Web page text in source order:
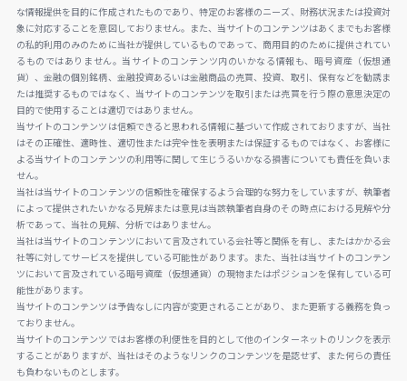
な情報提供を目的に作成されたものであり、特定のお客様のニーズ、財務状況または投資対
象に対応することを意図しておりません。また、当サイトのコンテンツはあくまでもお客様
の私的利用のみのために当社が提供しているものであって、商用目的のために提供されてい
るものではありません。当サイトのコンテンツ内のいかなる情報も、暗号資産（仮想通
貨）、金融の個別銘柄、金融投資あるいは金融商品の売買、投資、取引、保有などを勧誘ま
たは推奨するものではなく、当サイトのコンテンツを取引または売買を行う際の意思決定の
目的で使用することは適切ではありません。
当サイトのコンテンツは信頼できると思われる情報に基づいて作成されておりますが、当社
はその正確性、適時性、適切性または完全性を表明または保証するものではなく、お客様に
よる当サイトのコンテンツの利用等に関して生じうるいかなる損害についても責任を負いま
せん。
当社は当サイトのコンテンツの信頼性を確保するよう合理的な努力をしていますが、執筆者
によって提供されたいかなる見解または意見は当該執筆者自身のその時点における見解や分
析であって、当社の見解、分析ではありません。
当社は当サイトのコンテンツにおいて言及されている会社等と関係を有し、またはかかる会
社等に対してサービスを提供している可能性があります。また、当社は当サイトのコンテン
ツにおいて言及されている暗号資産（仮想通貨）の現物またはポジションを保有している可
能性があります。
当サイトのコンテンツは予告なしに内容が変更されることがあり、また更新する義務を負っ
ておりません。
当サイトのコンテンツではお客様の利便性を目的として他のインターネットのリンクを表示
することがありますが、当社はそのようなリンクのコンテンツを是認せず、また何らの責任
も負わないものとします。